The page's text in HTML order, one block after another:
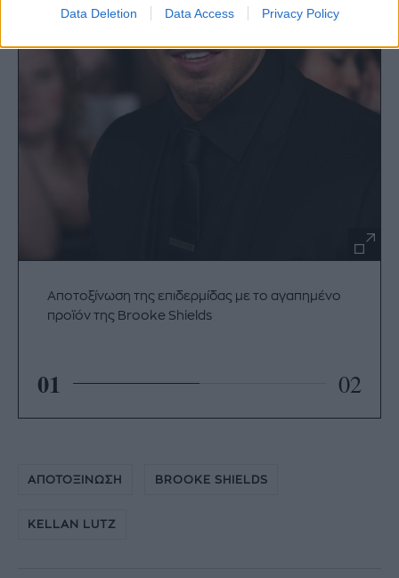
Data Deletion Data Access Privacy Policy
Αποτοξίνωση της επιδερμίδας με το αγαπημένο
προϊόν της Brooke Shields
01 02
ΑΠΟΤΟΞΙΝΩΣΗ BROOKE SHIELDS
KELLAN LUTZ